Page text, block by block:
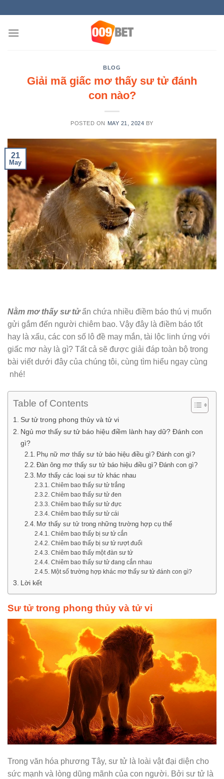
content
BLOG
Giải mã giấc mơ thấy sư tử đánh
con nào?
POSTED ON MAY 21, 2024 BY
21
May
Nằm mơ thấy sư tửẩn chứa nhiều điềm báo thú vị muốn
gửi gắm đến người chiêm bao. Vậy đây là điềm báo tốt
hay là xấu, các con số lô đề may mắn, tài lộc linh ứng với
giấc mơ này là gì? Tất cả sẽ được giải đáp toàn bộ trong
bài viết dưới đây của chúng tôi, cùng tìm hiểu ngay cùng
nhé!
Table of Contents
Sư tử trong phong thủy và tử vi
Ngủ mơ thấy sư tử báo hiệu điềm lành hay dữ? Đánh con
gì?
Phụ nữ mơ thấy sư tử báo hiệu điều gì? Đánh con gì?
Đàn ông mơ thấy sư tử báo hiệu điều gì? Đánh con gì?
Mơ thấy các loại sư tử khác nhau
Chiêm bao thấy sư tử trắng
Chiêm bao thấy sư tử đen
Chiêm bao thấy sư tử đực
Chiêm bao thấy sư tử cái
Mơ thấy sư tử trong những trường hợp cụ thể
Chiêm bao thấy bị sư tử cắn
Chiêm bao thấy bị sư tử rượt đuổi
Chiêm bao thấy một đàn sư tử
Chiêm bao thấy sư tử đang cắn nhau
Một số trường hợp khác mơ thấy sư tử đánh con gì?
Lời kết
Sư tử trong phong thủy và tử vi
Trong văn hóa phương Tây, sư tử là loài vật đại diện cho
sức mạnh và lòng dũng mãnh của con người. Bởi sư tử là